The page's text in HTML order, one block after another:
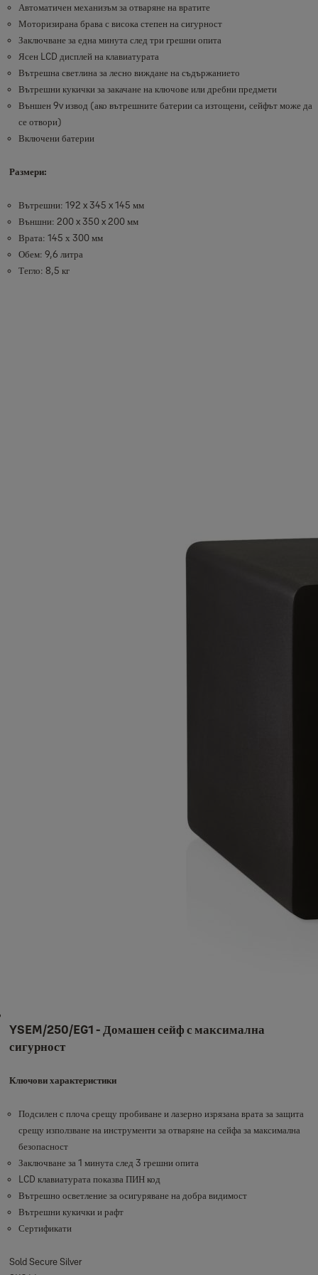
Автоматичен механизъм за отваряне на вратите
Моторизирана брава с висока степен на сигурност
Заключване за една минута след три грешни опита
Ясен LCD дисплей на клавиатурата
Вътрешна светлина за лесно виждане на съдържанието
Вътрешни кукички за закачане на ключове или дребни предмети
Външен 9v извод (ако вътрешните батерии са изтощени, сейфът може да
се отвори)
Включени батерии
Размери:
Вътрешни: 192 x 345 x 145 мм
Външни: 200 x 350 x 200 мм
Врата: 145 х 300 мм
Обем: 9,6 литра
Тегло: 8,5 кг
YSEM/250/EG1 - Домашен сейф с максимална
сигурност
Ключови характеристики
Подсилен с плоча срещу пробиване и лазерно изрязана врата за защита
срещу използване на инструменти за отваряне на сейфа за максимална
безопасност
Заключване за 1 минута след 3 грешни опита
LCD клавиатурата показва ПИН код
Вътрешно осветление за осигуряване на добра видимост
Вътрешни кукички и рафт
Сертификати
Sold Secure Silver